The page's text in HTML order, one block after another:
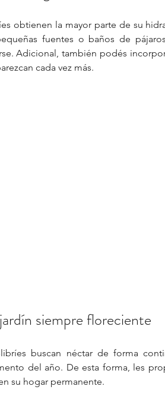
obtienen la mayor parte de su
fuentes o baños de
Adicional, también podés
cada vez más.
siempre floreciente
buscan néctar de forma
del año. De esta forma, les
su hogar permanente.